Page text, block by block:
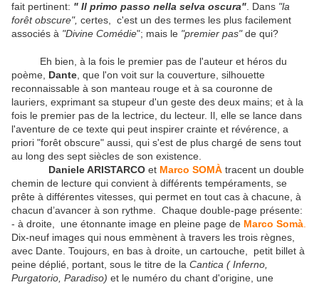
fait pertinent: " Il primo passo nella selva oscura" . Dans "la
forêt obscure", certes, c'est un des termes les plus facilement
associés à "Divine Comédie"; mais le "premier pas"de qui?
Eh bien, à la fois le premier pas de l'auteur et héros du
poème, Dante , que l'on voit sur la couverture, silhouette
reconnaissable à son manteau rouge et à sa couronne de
lauriers, exprimant sa stupeur d'un geste des deux mains; et à la
fois le premier pas de la lectrice, du lecteur. Il, elle se lance dans
l'aventure de ce texte qui peut inspirer crainte et révérence, a
priori "forêt obscure" aussi, qui s'est de plus chargé de sens tout
au long des sept siècles de son existence.
Daniele ARISTARCO et Marco SOMÀ tracent un double
chemin de lecture qui convient à différents tempéraments, se
prête à différentes vitesses, qui permet en tout cas à chacune, à
chacun d’avancer à son rythme. Chaque double-page présente:
- à droite, une étonnante image en pleine page de Marco Somà
Dix-neuf images qui nous emmènent à travers les trois règnes,
avec Dante. Toujours, en bas à droite, un cartouche, petit billet à
peine déplié, portant, sous le titre de la Cantica ( Inferno,
Purgatorio, Paradiso) et le numéro du chant d'origine, une